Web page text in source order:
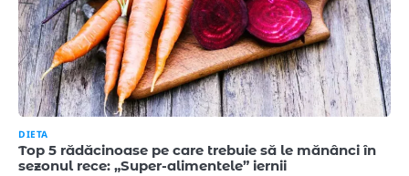
DIETA
Top 5 rădăcinoase pe care trebuie să le mănânci în
sezonul rece: „Super-alimentele” iernii